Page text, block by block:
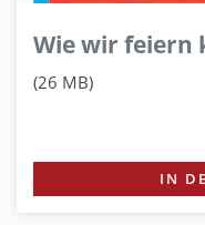
Wie wir feiern
(26 MB)
IN